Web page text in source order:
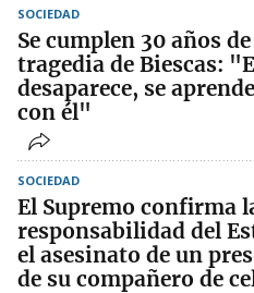
SOCIEDAD
Se cumplen 30 años
tragedia de Biescas:
desaparece, se
con él"
SOCIEDAD
El Supremo confirma
responsabilidad del
el asesinato de un
de su compañero de